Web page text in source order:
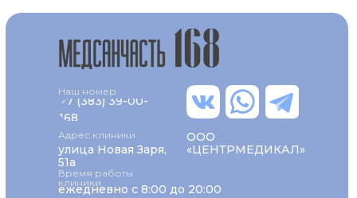
+7 (383) 39-00-
168
Наш номер
ежедневно с 8:00 до 20:00
Время работы
клиники
Адрес клиники
улица Новая Заря,
51а
ООО
«ЦЕНТРМЕДИКАЛ»